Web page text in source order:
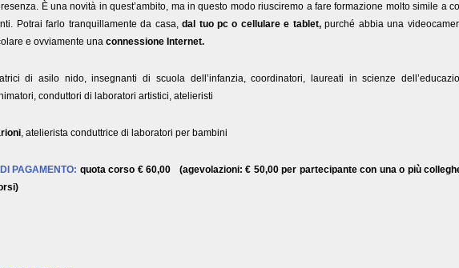
È una novità in quest’ambito, ma in questo modo riusciremo a fare formazione molto simile a
Potrai farlo tranquillamente da casa,dal tuo pc o cellulare e tablet,purché abbia una
e ovviamente unaconnessione Internet.
di asilo nido, insegnanti di scuola dell’infanzia, coordinatori, laureati in scienze
conduttori di laboratori artistici, atelieristi
, atelierista conduttrice di laboratori per bambini
PAGAMENTO: quota corso € 60,00 (agevolazioni: € 50,00 per partecipante con una o più